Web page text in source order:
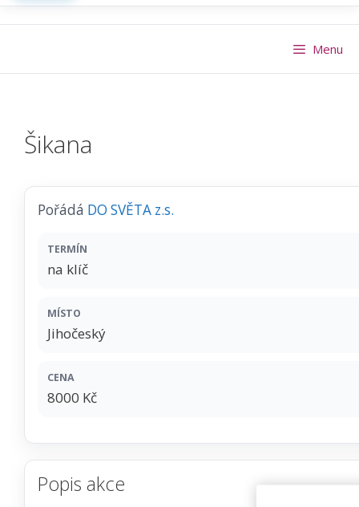
Šikana
Pořádá DO SVĚTA z.s.
TERMÍN
na klíč
MÍSTO
Jihočeský
CENA
8000 Kč
Popis akce
Menu